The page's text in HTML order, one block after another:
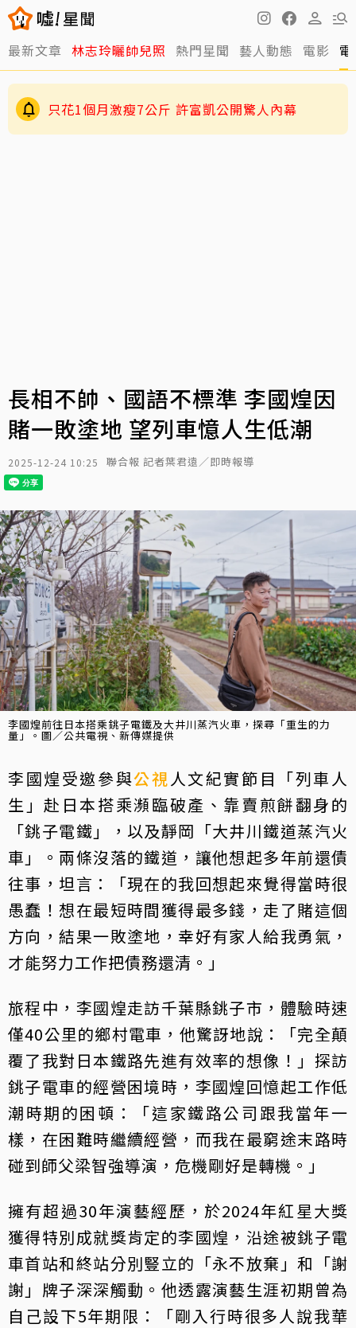
最新文章 林志玲曬帥兒照 熱門星聞 藝人動態 電影
只花1個月激瘦7公斤 許富凱公開驚人內幕
長相不帥、國語不標準 李國煌因
賭一敗塗地 望列車憶人生低潮
2025-12-24 10:25 聯合報 記者葉君遠／即時報導
李國煌前往日本搭乘銚子電鐵及大井川蒸汽火車，探尋「重生的力
量」。圖／公共電視、新傳媒提供
李國煌受邀參與公視人文紀實節目「列車人
生」赴日本搭乘瀕臨破產、靠賣煎餅翻身的
「銚子電鐵」，以及靜岡「大井川鐵道蒸汽火
車」。兩條沒落的鐵道，讓他想起多年前還債
往事，坦言：「現在的我回想起來覺得當時很
愚蠢！想在最短時間獲得最多錢，走了賭這個
方向，結果一敗塗地，幸好有家人給我勇氣，
才能努力工作把債務還清。」
旅程中，李國煌走訪千葉縣銚子市，體驗時速
僅40公里的鄉村電車，他驚訝地說：「完全顛
覆了我對日本鐵路先進有效率的想像！」探訪
銚子電車的經營困境時，李國煌回憶起工作低
潮時期的困頓：「這家鐵路公司跟我當年一
樣，在困難時繼續經營，而我在最窮途末路時
碰到師父梁智強導演，危機剛好是轉機。」
擁有超過30年演藝經歷，於2024年紅星大獎
獲得特別成就獎肯定的李國煌，沿途被銚子電
車首站和終站分別豎立的「永不放棄」和「謝
謝」牌子深深觸動。他透露演藝生涯初期曾為
自己設下5年期限：「剛入行時很多人說我華